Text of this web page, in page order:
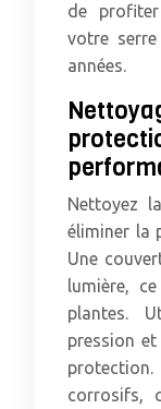
de
votre
années.
Nettoyez
éliminer la
Une
lumière,
plantes.
pression
corrosifs,